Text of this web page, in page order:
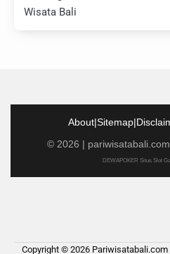
Wisata Bali
About|Sitemap|
© 2026 | pariwisatabali.com
DEWAPOKER Situs Slot
Copyright © 2026